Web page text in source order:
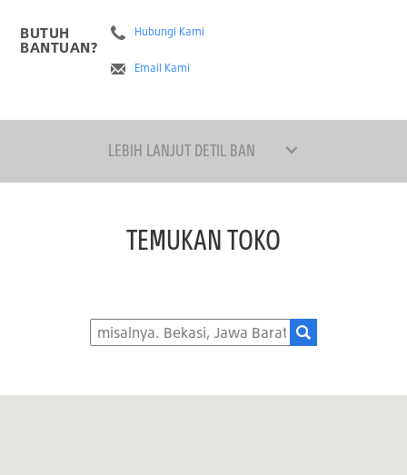
BUTUH
BANTUAN?
Hubungi Kami
Email Kami
LEBIH LANJUT DETIL BAN
TEMUKAN TOKO